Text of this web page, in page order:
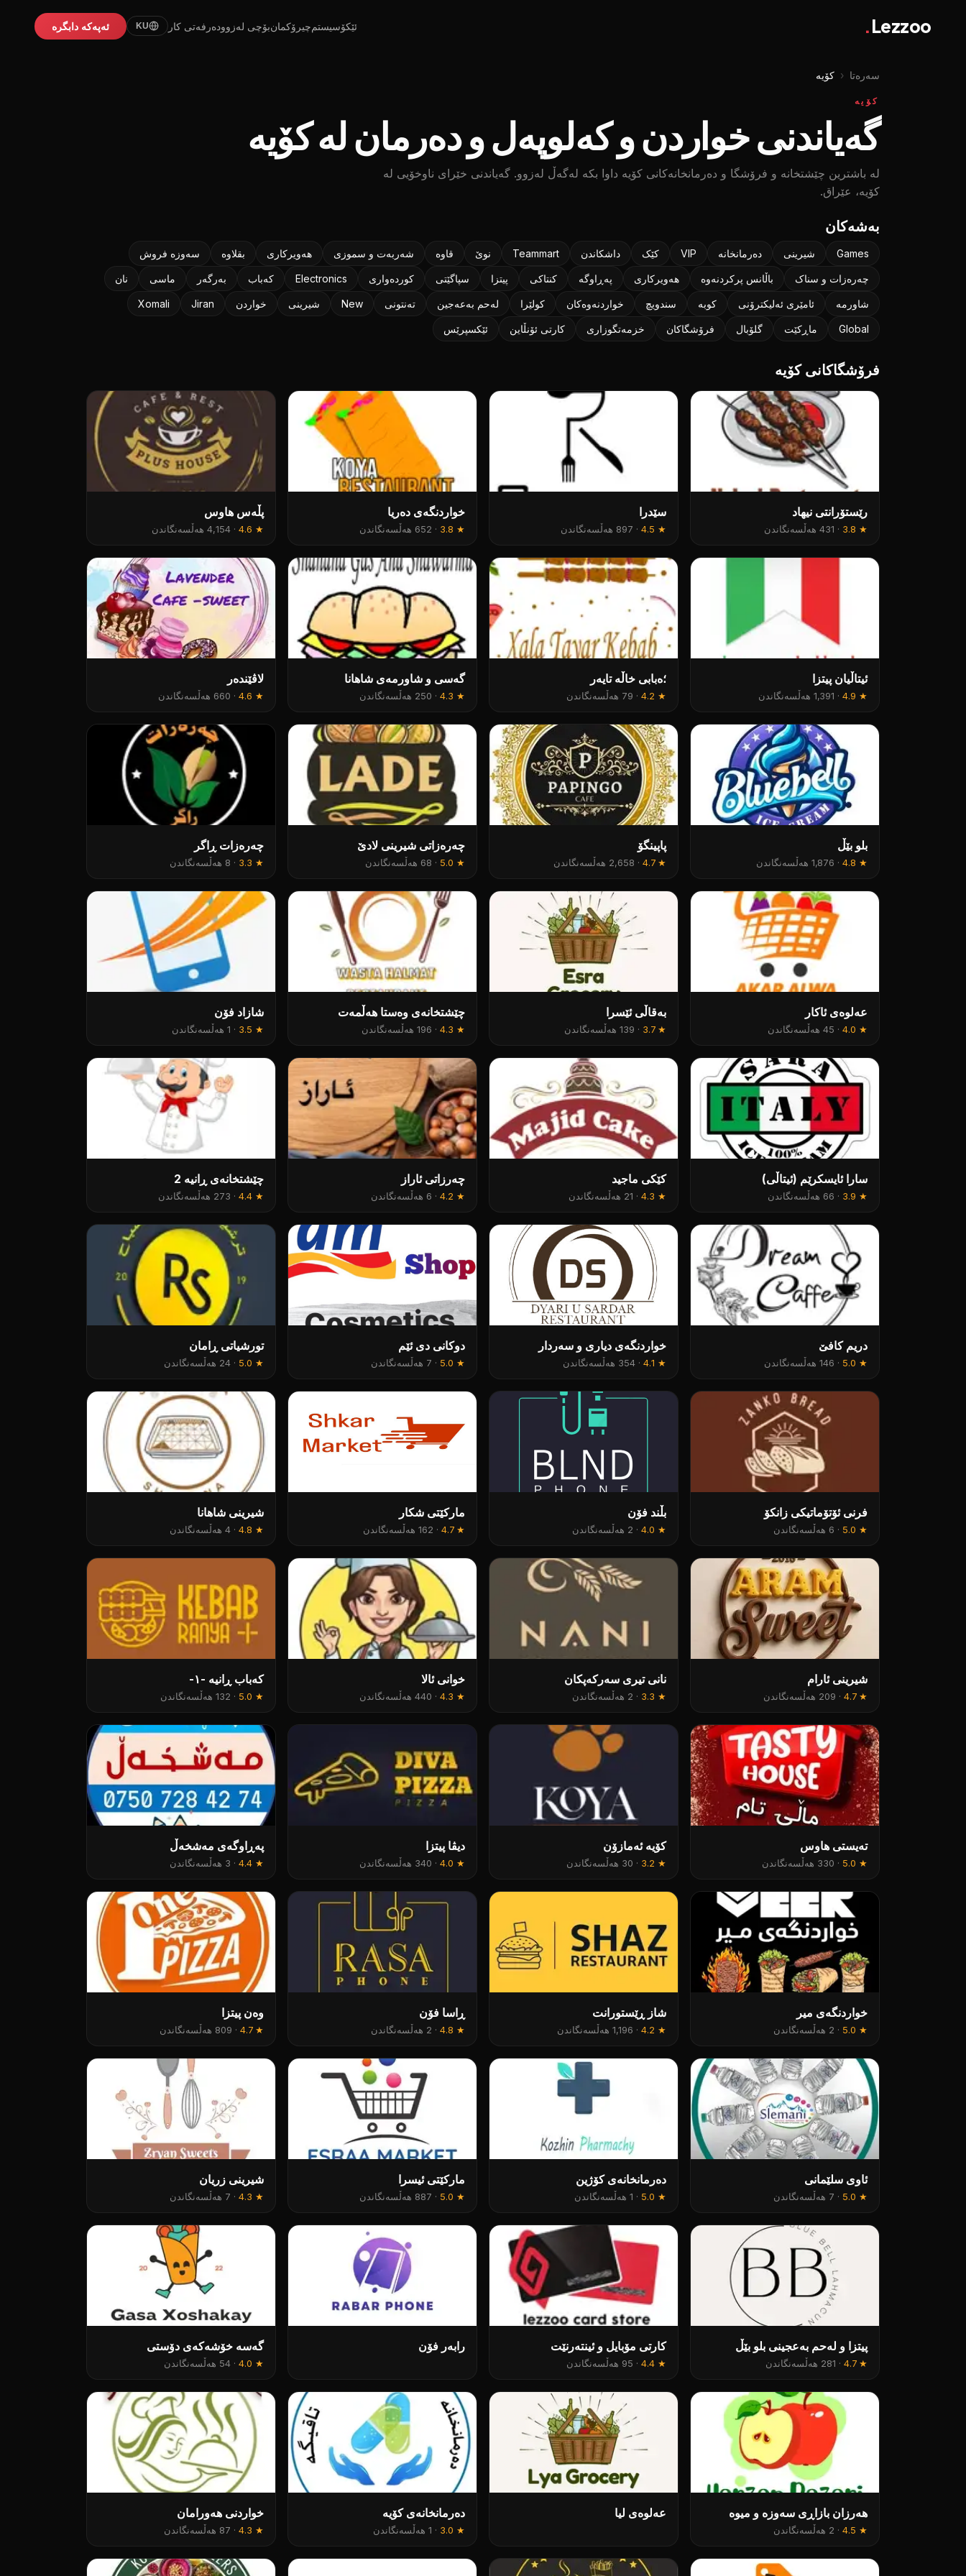
Lezzoo
. ئێکۆسیستمچیرۆکمانبۆچی لەزوودەرفەتی کار KU ئەپەکە دابگرە
سەرەتا ‹ کۆیە
کۆیە
گەیاندنی خواردن و کەلوپەل و دەرمان لە کۆیە
لە باشترین چێشتخانە و فرۆشگا و دەرمانخانەکانی کۆیە داوا بکە لەگەڵ لەزوو. گەیاندنی خێرای ناوخۆیی لە
کۆیە، عێراق.
بەشەکان
Games شیرینی دەرمانخانە VIP کێک داشکاندن Teammart نوێ قاوه شەربەت و سموزی هەویرکاری بقلاوه‌ سه‌وزه‌ فروش
چەرەزات و سناک باڵانس پرکردنەوە هەویرکاری پەڕاوگە كنتاكی پیتزا سپاگێتی كورده‌واری Electronics كه‌باب به‌رگه‌ر ماسی نان
شاورمە ئامێری ئەلیکترۆنی كوبه سندویچ خواردنەوەکان کولێرا لەحم بەعەجین تەنتونی New شیرینی خواردن Jiran
Xomali
Global ماڕکێت گلۆبال فرۆشگاکان خزمەتگوزاری کارتی ئۆنڵاین ئێکسپرێس
فرۆشگاکانی کۆیە
رێستۆرانتی نيهاد
★
3.8
· 431 هەڵسەنگاندن
سێدرا
★
4.5
· 897 هەڵسەنگاندن
خواردنگەی دەریا
★
3.8
· 652 هەڵسەنگاندن
پڵەس هاوس
★
4.6
· 4,154 هەڵسەنگاندن
ئیتاڵیان پیتزا
★
4.9
· 1,391 هەڵسەنگاندن
؛ەبابی خاڵە تایەر
★
4.2
· 79 هەڵسەنگاندن
گەسی و شاورمەی شاهانا
★
4.3
· 250 هەڵسەنگاندن
لاڤێندەر
★
4.6
· 660 هەڵسەنگاندن
بلو بێڵ
★
4.8
· 1,876 هەڵسەنگاندن
پاپینگۆ
★
4.7
· 2,658 هەڵسەنگاندن
چەرەزاتی شیرینی لادێ
★
5.0
· 68 هەڵسەنگاندن
چەرەزات ڕاگر
★
3.3
· 8 هەڵسەنگاندن
عەلوەی ئاکار
★
4.0
· 45 هەڵسەنگاندن
بەقاڵی ئێسرا
★
3.7
· 139 هەڵسەنگاندن
چێشتخانەی وەستا هەڵمەت
★
4.3
· 196 هەڵسەنگاندن
شازاد فۆن
★
3.5
· 1 هەڵسەنگاندن
سارا ئایسكرێم (ئیتاڵی)
★
3.9
· 66 هەڵسەنگاندن
کێکی ماجید
★
4.3
· 21 هەڵسەنگاندن
چەرزاتی ئاراز
★
4.2
· 6 هەڵسەنگاندن
چێشتخانەی ڕانیە 2
★
4.4
· 273 هەڵسەنگاندن
دریم کافێ
★
5.0
· 146 هەڵسەنگاندن
خواردنگەی دیاری و سەردار
★
4.1
· 354 هەڵسەنگاندن
دوکانی دی ئێم
★
5.0
· 7 هەڵسەنگاندن
تورشیاتی ڕامان
★
5.0
· 24 هەڵسەنگاندن
فرنی ئۆتۆماتیکی زانکۆ
★
5.0
· 6 هەڵسەنگاندن
بڵند فۆن
★
4.0
· 2 هەڵسەنگاندن
مارکێتی شکار
★
4.7
· 162 هەڵسەنگاندن
شیرینی شاهانا
★
4.8
· 4 هەڵسەنگاندن
شیرینی ئارام
★
4.7
· 209 هەڵسەنگاندن
نانی تیری سەرکەپکان
★
3.3
· 2 هەڵسەنگاندن
خوانی ئالا
★
4.3
· 440 هەڵسەنگاندن
کەباب ڕانیە -۱-
★
5.0
· 132 هەڵسەنگاندن
تەیستی هاوس
★
5.0
· 330 هەڵسەنگاندن
کۆیە ئەمازۆن
★
3.2
· 30 هەڵسەنگاندن
دیڤا پیتزا
★
4.0
· 340 هەڵسەنگاندن
پەڕاوگەی مەشخەڵ
★
4.4
· 3 هەڵسەنگاندن
خواردنگەی میر
★
5.0
· 2 هەڵسەنگاندن
شاز ڕێستورانت
★
4.2
· 1,196 هەڵسەنگاندن
ڕاسا فۆن
★
4.8
· 2 هەڵسەنگاندن
وەن پیتزا
★
4.7
· 809 هەڵسەنگاندن
ئاوی سلێمانی
★
5.0
· 7 هەڵسەنگاندن
دەرمانخانەی کۆژین
★
5.0
· 1 هەڵسەنگاندن
مارکێتی ئیسرا
★
5.0
· 887 هەڵسەنگاندن
شیرینی زریان
★
4.3
· 7 هەڵسەنگاندن
پیتزا و لەحم بەعجینی بلو بێڵ
★
4.7
· 281 هەڵسەنگاندن
کارتی مۆبایل و ئینتەرنێت
★
4.4
· 95 هەڵسەنگاندن
رابەر فۆن گەسە خۆشەکەی دۆستی
★
4.0
· 54 هەڵسەنگاندن
هەرزان بازاڕی سەوزە و میوە
★
4.5
· 2 هەڵسەنگاندن
عەلوەی لیا دەرمانخانەی کۆیە
★
3.0
· 1 هەڵسەنگاندن
خواردنی هەورامان
★
4.3
· 87 هەڵسەنگاندن